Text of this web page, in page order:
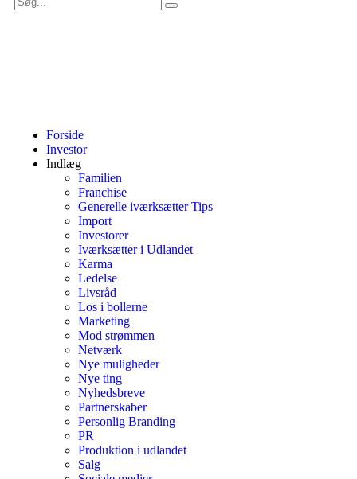
Forside
Investor
Indlæg
Familien
Franchise
Generelle iværksætter Tips
Import
Investorer
Iværksætter i Udlandet
Karma
Ledelse
Livsråd
Los i bollerne
Marketing
Mod strømmen
Netværk
Nye muligheder
Nye ting
Nyhedsbreve
Partnerskaber
Personlig Branding
PR
Produktion i udlandet
Salg